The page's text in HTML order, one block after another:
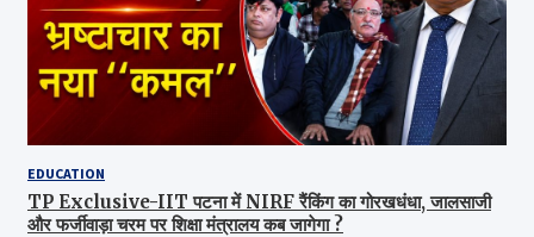
EDUCATION
TP Exclusive-IIT पटना में NIRF रैंकिंग का गोरखधंधा, जालसाजी
और फर्जीवाड़ा चरम पर शिक्षा मंत्रालय कब जागेगा ?